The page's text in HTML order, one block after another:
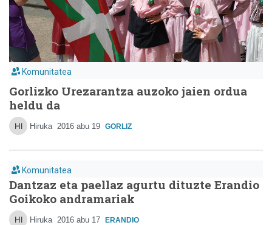
Komunitatea
Gorlizko Urezarantza auzoko jaien ordua
heldu da
Hiruka 2016 abu 19 GORLIZ
Komunitatea
Dantzaz eta paellaz agurtu dituzte Erandio
Goikoko andramariak
Hiruka 2016 abu 17 ERANDIO